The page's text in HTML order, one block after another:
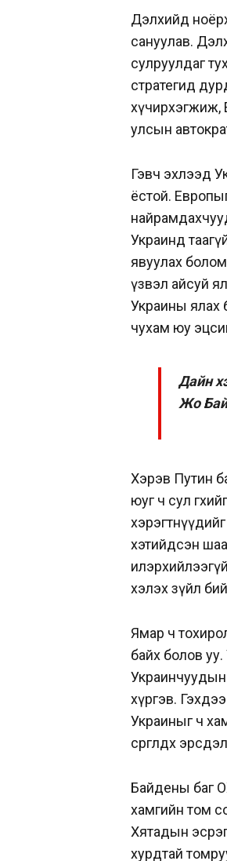
Дэлхийд
сануулав.
сулруулдаг
стратегид
хүчирхэгжиж,
улсын
Гэвч эхлээд
ёстой.
Украинд
явуулах
үзвэл айсуй
Украины ялах
чухам юу
Дайн
Жо
Хэрэв Путин
юуг ч сул
хэтийдсэн
хэлэх зүйл
Ямар ч
байх болов
Украинчуудын
хүргэв.
Украиныг ч
сөргөлдөх
Байдены баг
хамгийн том
Хятадын
хурдтай